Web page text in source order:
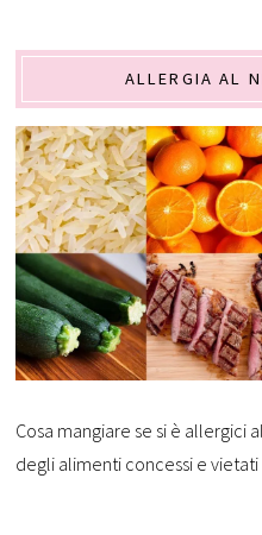
ALLERGIA AL
Cosa mangiare se si è allergici
degli alimenti concessi e